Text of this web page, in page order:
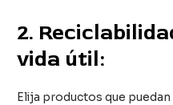
2.
vida útil:
Elija productos que